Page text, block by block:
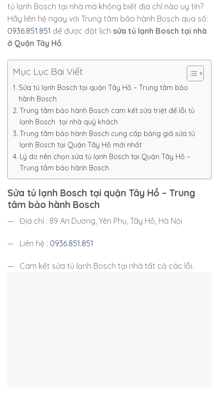
tủ lạnh Bosch tại nhà mà không biết địa chỉ nào uy tín?
Hãy liên hệ ngay với Trung tâm bảo hành Bosch qua số:
0936.851.851 để được đặt lịch sửa tủ lạnh Bosch tại nhà
ở Quận Tây Hồ.
Mục Lục Bài Viết
Sửa tủ lạnh Bosch tại quận Tây Hồ – Trung tâm bảo
hành Bosch
Trung tâm bảo hành Bosch cam kết sửa triệt để lỗi tủ
lạnh Bosch tại nhà quý khách
Trung tâm bảo hành Bosch cung cấp bảng giá sửa tủ
lạnh Bosch tại Quận Tây Hồ mới nhất
Lý do nên chọn sửa tủ lạnh Bosch tại Quận Tây Hồ –
Trung tâm bảo hành Bosch
Sửa tủ lạnh Bosch tại quận Tây Hồ – Trung
tâm bảo hành Bosch
— Địa chỉ : 89 An Dương, Yên Phụ, Tây Hồ, Hà Nội
— Liên hệ : 0936.851.851
— Cam kết sửa tủ lạnh Bosch tại nhà tất cả các lỗi.